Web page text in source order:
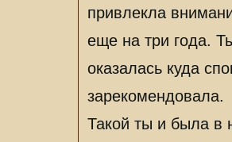
привлекла
еще на три года.
оказалась куда
зарекомендовала.
Такой ты и была